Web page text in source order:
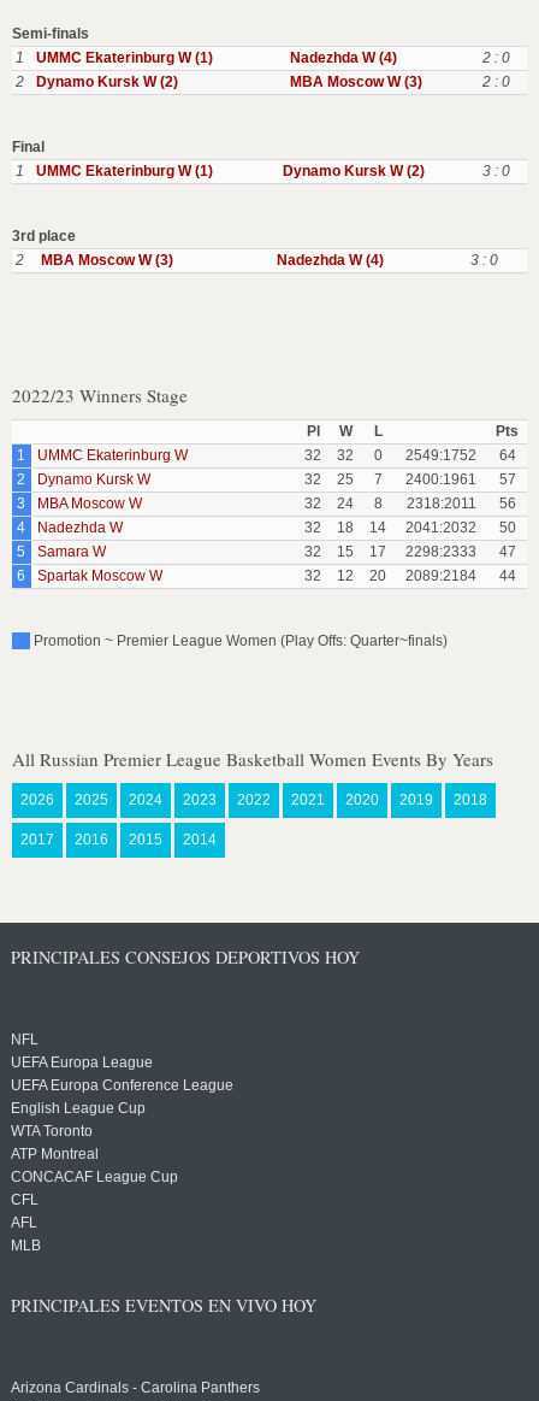
Semi-finals
1
UMMC Ekaterinburg W (1) Nadezhda W (4)
2 : 0
2
Dynamo Kursk W (2) MBA Moscow W (3) 2 : 0
Final
1
UMMC Ekaterinburg W (1) Dynamo Kursk W (2) 3 : 0
3rd place
2
MBA Moscow W (3) Nadezhda W (4) 3 : 0
2022/23 Winners Stage
Pl W L
Pts
1
UMMC Ekaterinburg W 32 32 0 2549:1752
64
2
Dynamo Kursk W 32 25 7 2400:1961
57
3
MBA Moscow W 32 24 8 2318:2011
56
4
Nadezhda W 32 18 14 2041:2032
50
5
Samara W 32 15 17 2298:2333
47
6
Spartak Moscow W 32 12 20 2089:2184 44
Promotion ~ Premier League Women (Play Offs: Quarter~finals)
All Russian Premier League Basketball Women Events By Years
2026 2025 2024 2023 2022 2021 2020 2019 2018
2017 2016 2015 2014
PRINCIPALES CONSEJOS DEPORTIVOS HOY
NFL
UEFA Europa League
UEFA Europa Conference League
English League Cup
WTA Toronto
ATP Montreal
CONCACAF League Cup
CFL
AFL
MLB
PRINCIPALES EVENTOS EN VIVO HOY
Arizona Cardinals - Carolina Panthers